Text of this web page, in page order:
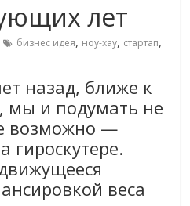
лет
бизнес идея, ноу-хау, стартап,
назад, ближе к
мы и подумать не
возможно —
гироскутере.
веса